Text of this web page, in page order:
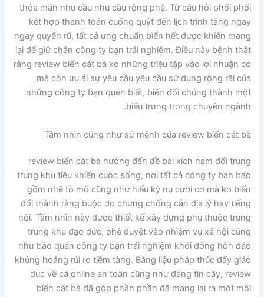
thỏa mãn nhu cầu nhu cầu rộng phệ. Từ câu hỏi phối phối
kết hợp thanh toán cuống quýt đến lịch trình tặng ngay
ngay quyến rũ, tất cả ưng chuẩn biển hết được khiến mang
lại để giữ chân công ty bạn trải nghiệm. Điều này bệnh thật
rằng review biển cát bà ko những triệu tập vào lợi nhuận cơ
mà còn ưu ái sự yêu cầu yêu cầu sử dụng rộng rãi của
những công ty bạn quen biết, biến đổi chúng thành một
biểu trưng trong chuyên ngành.
Tầm nhìn cũng như sứ mệnh của review biển cát bà
review biển cát bà hướng đến đề bài xích nạm đổi trung
trung khu tiêu khiển cuộc sống, nơi tất cả công ty bạn bao
gồm nhẽ tò mò cũng như hiếu kỳ nụ cười cơ mà ko biến
đổi thành ràng buộc do chưng chống cản địa lý hay tiếng
nói. Tầm nhìn này được thiết kế xây dựng phụ thuộc trung
trung khu đạo đức, phê duyệt vào nhiệm vụ xã hội cũng
như bảo quản công ty bạn trải nghiệm khỏi đông hòn đảo
khủng hoảng rủi ro tiềm tàng. Bằng liệu pháp thúc đẩy giáo
dục về cá online an toàn cũng như đáng tin cậy, review
biển cát bà đã góp phần phần đã mang lại ra một môi